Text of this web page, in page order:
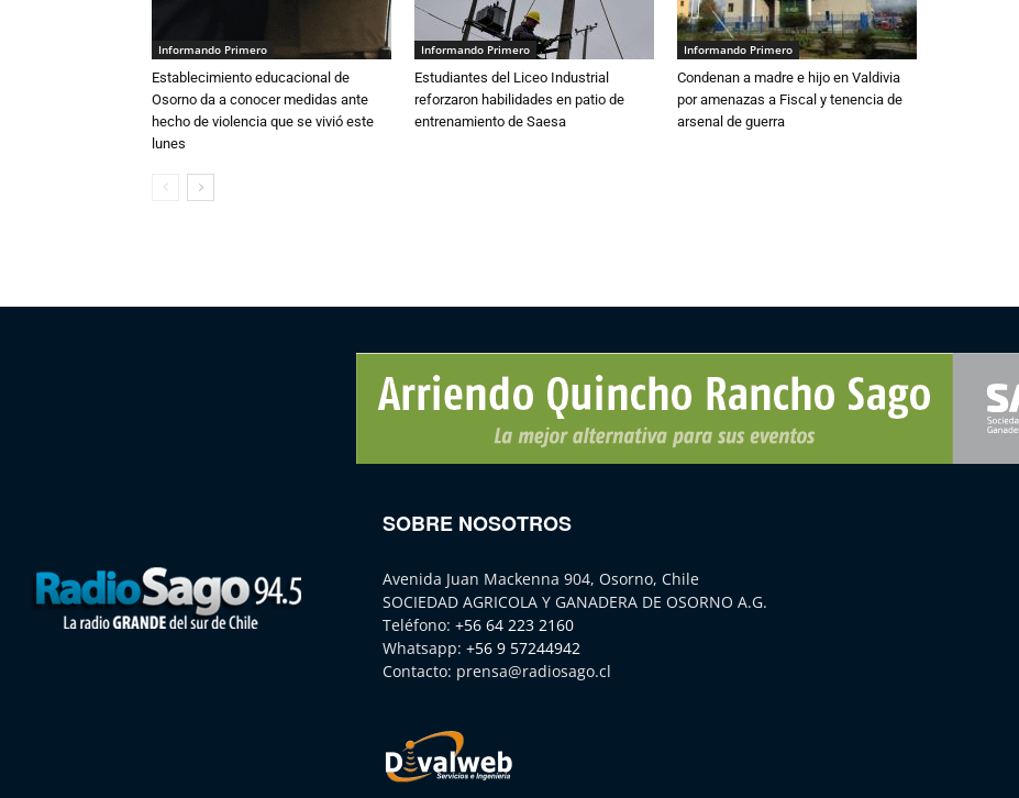
Informando Primero
Establecimiento educacional de
Osorno da a conocer medidas ante
hecho de violencia que se vivió este
lunes
Informando Primero
Estudiantes del Liceo Industrial
reforzaron habilidades en patio de
entrenamiento de Saesa
Informando Primero
Condenan a madre e hijo en Valdivia
por amenazas a Fiscal y tenencia de
arsenal de guerra
SOBRE NOSOTROS
Avenida Juan Mackenna 904, Osorno, Chile
SOCIEDAD AGRICOLA Y GANADERA DE OSORNO A.G.
Teléfono: +56 64 223 2160
Whatsapp: +56 9 57244942
Contacto: prensa@radiosago.cl